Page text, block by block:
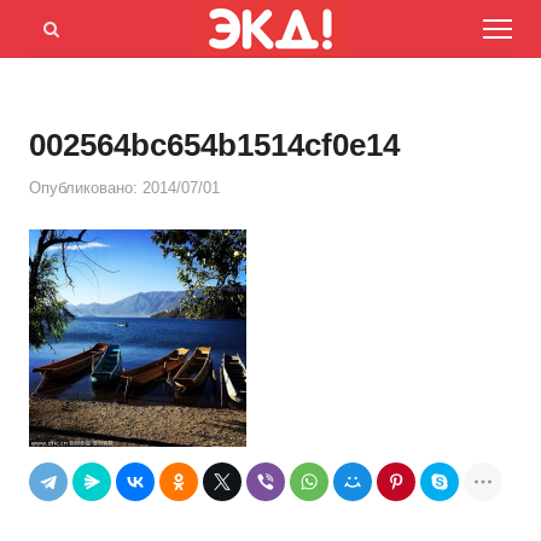
Menu
Открыть
002564bc654b1514cf0e14
Опубликовано: 2014/07/01